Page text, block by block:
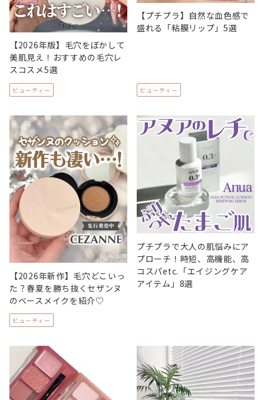
【2026年版】毛穴をぼかして
美肌見え！おすすめの毛穴レ
スコスメ5選
ビューティー
【プチプラ】自然な血色感で
盛れる「粘膜リップ」5選
ビューティー
【2026年新作】毛穴どこいっ
た？春夏を勝ち抜くセザンヌ
のベースメイクを紹介♡
ビューティー
プチプラで大人の肌悩みにア
プローチ！時短、高機能、高
コスパetc.「エイジングケア
アイテム」8選